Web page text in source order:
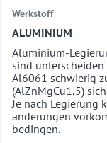
Werkstoff
ALUMINIUM
Aluminium-
sind
Al6061 schwierig
(AlZnMgCu1,5)
Je nach Legierung
änderungen
bedingen.